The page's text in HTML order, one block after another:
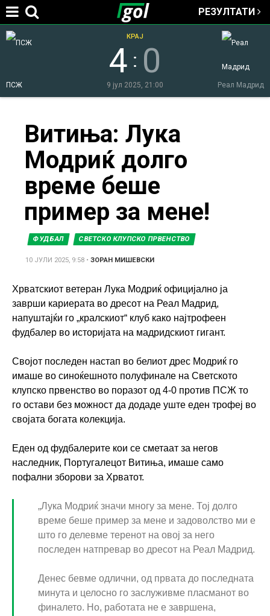
Jump to navigation
РЕЗУЛТАТИ
ПСЖ Реал Мадрид
4 : 0
КРАЈ
9 јул 2025, 21:00
here
Витиња: Лука
Модриќ долго
време беше
пример за мене!
ФУДБАЛ СВЕТСКО КЛУПСКО ПРВЕНСТВО
10 ЈУЛИ 2025, 9:58 •ЗОРАН МИШЕВСКИ
Хрватскиот ветеран Лука Модриќ официјално ја
заврши кариерата во дресот на Реал Мадрид,
напуштајќи го „кралскиот“ клуб како најтрофеен
фудбалер во историјата на мадридскиот гигант.
Својот последен настап во белиот дрес Модриќ го
имаше во синоќешното полуфинале на Светското
клупско првенство во поразот од 4-0 против ПСЖ то
го остави без можност да додаде уште еден трофеј во
својата богата колекција.
Еден од фудбалерите кои се сметаат за негов
наследник, Португалецот Витиња, имаше само
пофални зборови за Хрватот.
„Лука Модриќ значи многу за мене. Тој долго
време беше пример за мене и задоволство ми е
што го делевме теренот на овој за него
последен натпревар во дресот на Реал Мадрид.
Денес бевме одлични, од првата до последната
минута и целосно го заслуживме пласманот во
финалето. Но, работата не е завршена,